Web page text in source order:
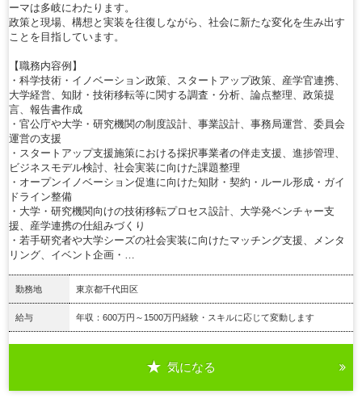
ーマは多岐にわたります。
政策と現場、構想と実装を往復しながら、社会に新たな変化を生み出す
ことを目指しています。
【職務内容例】
・科学技術・イノベーション政策、スタートアップ政策、産学官連携、
大学経営、知財・技術移転等に関する調査・分析、論点整理、政策提
言、報告書作成
・官公庁や大学・研究機関の制度設計、事業設計、事務局運営、委員会
運営の支援
・スタートアップ支援施策における採択事業者の伴走支援、進捗管理、
ビジネスモデル検討、社会実装に向けた課題整理
・オープンイノベーション促進に向けた知財・契約・ルール形成・ガイ
ドライン整備
・大学・研究機関向けの技術移転プロセス設計、大学発ベンチャー支
援、産学連携の仕組みづくり
・若手研究者や大学シーズの社会実装に向けたマッチング支援、メンタ
リング、イベント企画・…
勤務地 東京都千代田区
給与 年収：600万円～1500万円経験・スキルに応じて変動します
気になる